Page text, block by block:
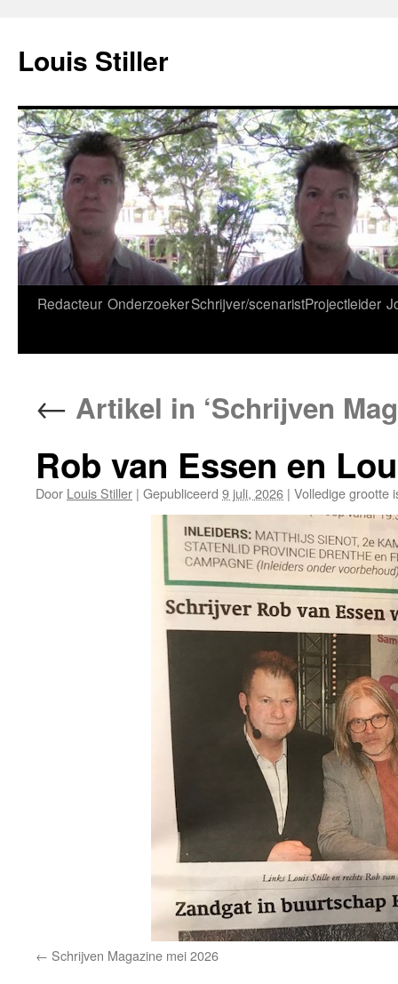
inhoud
Louis Stiller
Redacteur OnderzoekerSchrijver/scenaristProjectleider
← Artikel in ‘Schrijven
Rob van Essen en
Door Louis Stiller | Gepubliceerd 9 juli, 2026 | Volledige grootte
Schrijven Magazine mei 2026